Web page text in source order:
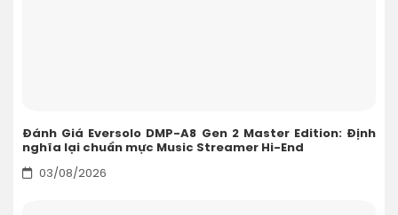
Đánh Giá Eversolo DMP-A8 Gen 2 Master Edition: Định
nghĩa lại chuẩn mực Music Streamer Hi-End
03/08/2026